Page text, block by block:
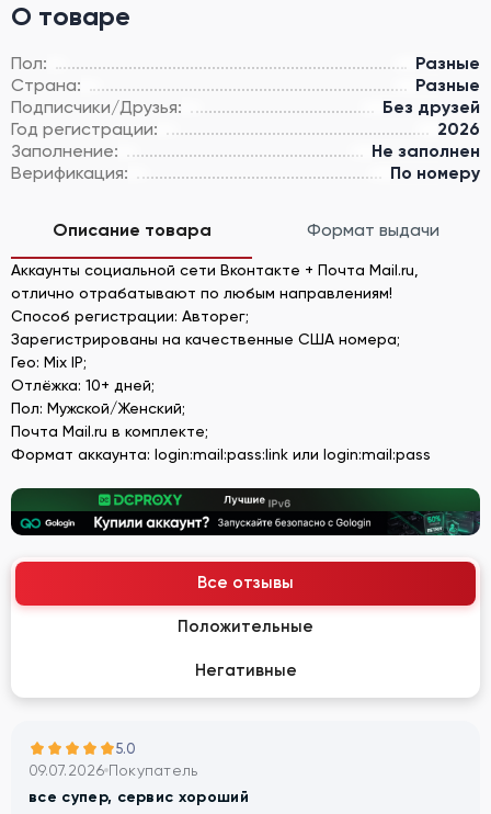
О товаре
Пол:
Разные
Страна:
Разные
Подписчики/Друзья:
Без друзей
Год регистрации:
2026
Заполнение:
Не заполнен
Верификация:
По номеру
Описание товара Формат выдачи
Аккаунты социальной сети Вконтакте + Почта Mail.ru,
отлично отрабатывают по любым направлениям!
Способ регистрации: Авторег;
Зарегистрированы на качественные США номера;
Гео: Mix IP;
Отлёжка: 10+ дней;
Пол: Мужской/Женский;
Почта Mail.ru в комплекте;
Формат аккаунта: login:mail:pass:link или login:mail:pass
Все отзывы
Положительные
Негативные
5.0
09.07.2026 Покупатель
все супер, сервис хороший